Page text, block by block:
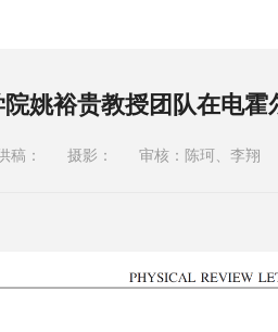
姚裕贵教授团队在电
稿： 摄影： 审核：陈珂、李翔